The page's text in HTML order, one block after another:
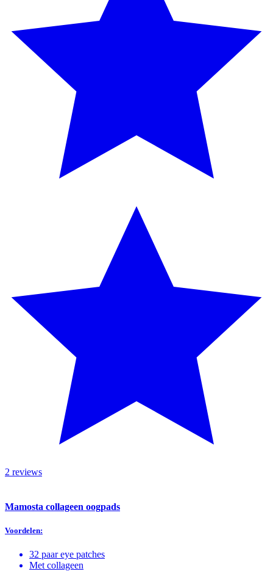
2 reviews
Mamosta collageen oogpads
Voordelen:
32 paar eye patches
Met collageen